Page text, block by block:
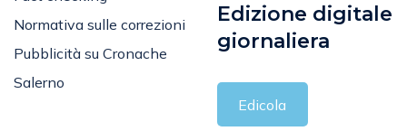
Normativa sulle correzioni
Pubblicità su Cronache
Salerno
Edizione digitale
giornaliera
Edicola